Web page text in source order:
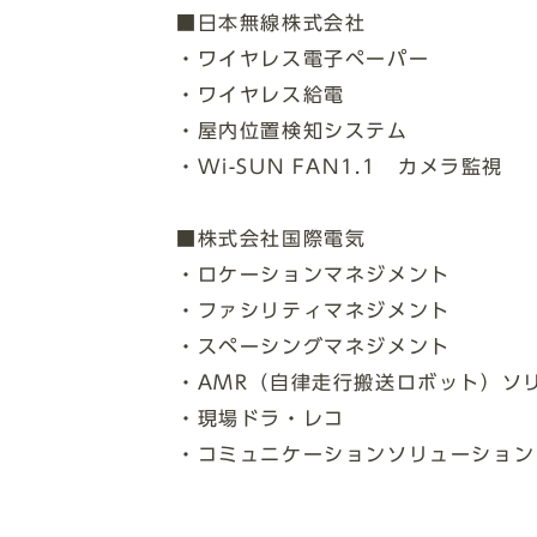
■日本無線株式会社
・ワイヤレス電子ペーパー
・ワイヤレス給電
・屋内位置検知システム
・Wi-SUN FAN1.1 カメラ監視
■株式会社国際電気
・ロケーションマネジメント
・ファシリティマネジメント
・スペーシングマネジメント
・AMR（自律走行搬送ロボット）ソ
・現場ドラ・レコ
・コミュニケーションソリューション